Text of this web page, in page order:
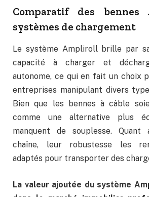
Comparatif des
systèmes de chargement
Le système Ampliroll brille par
capacité à charger et
autonome, ce qui en fait un choix
entreprises manipulant divers
Bien que les bennes à câble
comme une alternative plus
manquent de souplesse. Quant
chaîne, leur robustesse les
adaptés pour transporter des
La valeur ajoutée du système